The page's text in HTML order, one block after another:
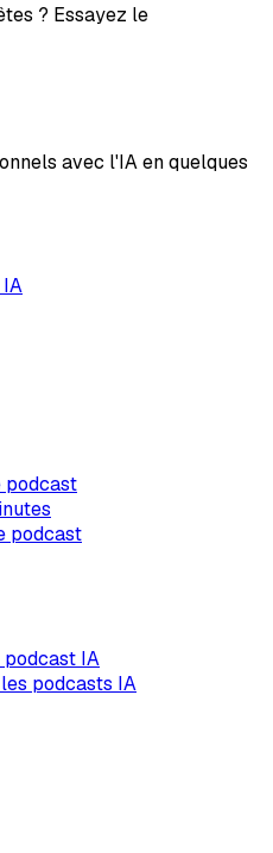
? Essayez le
avec l'IA en quelques
podcast
podcast
IA
podcasts IA